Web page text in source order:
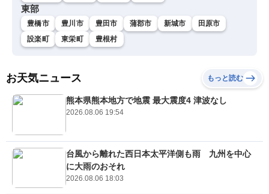
東部
豊橋市 豊川市 豊田市 蒲郡市 新城市
田原市
設楽町
東栄町 豊根村
お天気ニュース もっと読む
熊本県熊本地方で地震 最大震度4 津波なし
2026.08.06 19:54
台風から離れた西日本太平洋側も雨 九州を中心
に大雨のおそれ
2026.08.06 18:03